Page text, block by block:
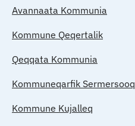
Avannaata Kommunia
Kommune Qeqertalik
Qeqqata Kommunia
Kommuneqarfik Sermersooq
Kommune Kujalleq